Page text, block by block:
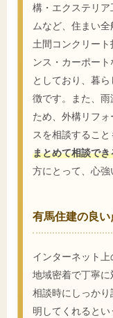
構・エクステリ
ムなど、住まい
土間コンクリー
ンス・カーポー
としており、暮
徴です。また、
ため、外構リフ
スを相談すること
まとめて相談で
方にとって、心強
有馬住建の良
インターネット上
地域密着で丁寧に
相談時にしっか
明してくれると